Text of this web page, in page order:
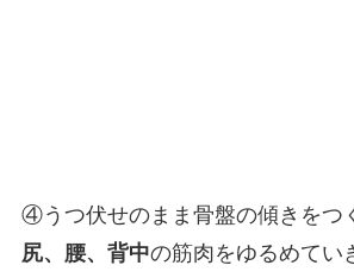
④うつ伏せのまま骨盤の傾きをつ
尻、腰、背中の筋肉をゆるめてい